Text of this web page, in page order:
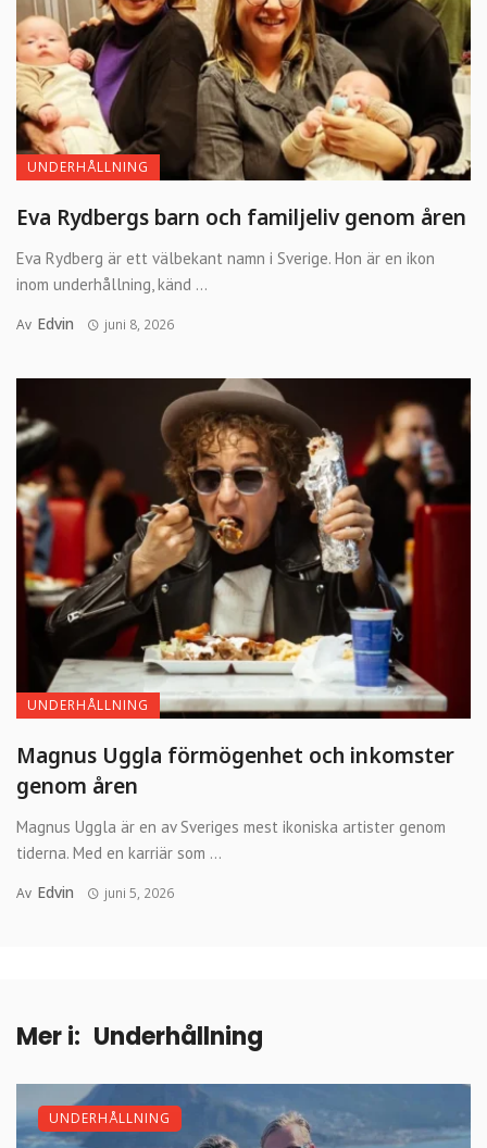
UNDERHÅLLNING
Eva Rydbergs barn och familjeliv genom åren
Eva Rydberg är ett välbekant namn i Sverige. Hon är en ikon
inom underhållning, känd ...
Av Edvin juni 8, 2026
UNDERHÅLLNING
Magnus Uggla förmögenhet och inkomster
genom åren
Magnus Uggla är en av Sveriges mest ikoniska artister genom
tiderna. Med en karriär som ...
Av Edvin juni 5, 2026
Mer i: Underhållning
UNDERHÅLLNING